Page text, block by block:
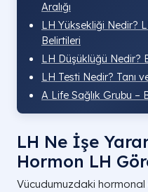
Aralığı
LH Yüksekliği Nedir?
Belirtileri
LH Düşüklüğü Nedir?
LH Testi Nedir? Tanı
A Life Sağlık Grubu –
LH Ne İşe
Hormon LH
Vücudumuzdaki hormonal